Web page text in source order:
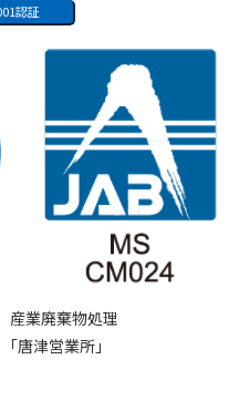
認証
産業廃棄物処理
唐津営業所」